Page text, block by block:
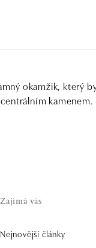
okamžik, který
Zajímá vás
Nejnovější články